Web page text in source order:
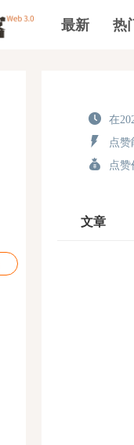
最新 热
在
点赞
点赞
文章